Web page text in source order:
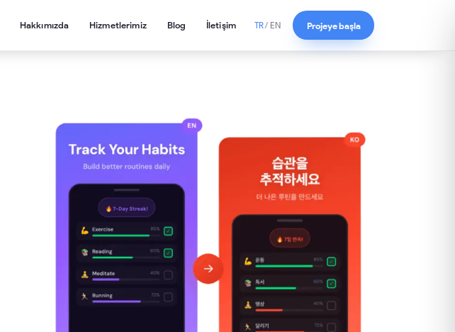
Hakkımızda Hizmetlerimiz Blog İletişim TR/ EN Projeye başla